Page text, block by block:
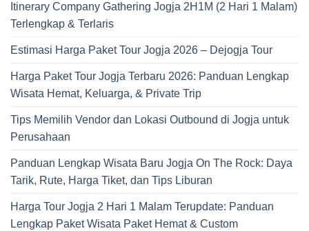
Itinerary Company Gathering Jogja 2H1M (2 Hari 1 Malam)
Terlengkap & Terlaris
Estimasi Harga Paket Tour Jogja 2026 – Dejogja Tour
Harga Paket Tour Jogja Terbaru 2026: Panduan Lengkap
Wisata Hemat, Keluarga, & Private Trip
Tips Memilih Vendor dan Lokasi Outbound di Jogja untuk
Perusahaan
Panduan Lengkap Wisata Baru Jogja On The Rock: Daya
Tarik, Rute, Harga Tiket, dan Tips Liburan
Harga Tour Jogja 2 Hari 1 Malam Terupdate: Panduan
Lengkap Paket Wisata Paket Hemat & Custom